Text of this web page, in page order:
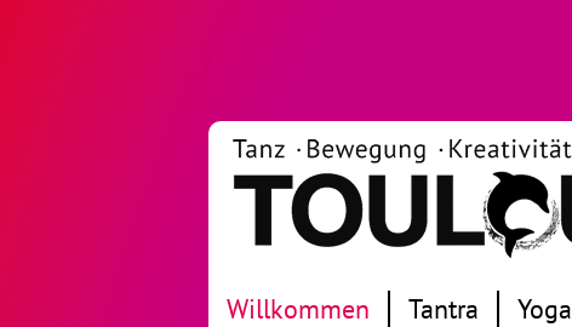
Willkommen Tantra Yoga